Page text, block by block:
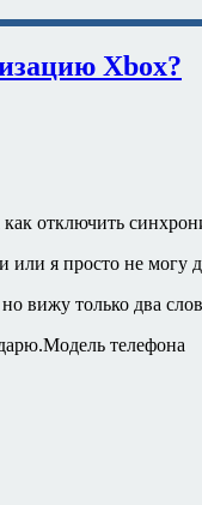
Xbox?
отключить
я просто не могу
вижу только два
телефона